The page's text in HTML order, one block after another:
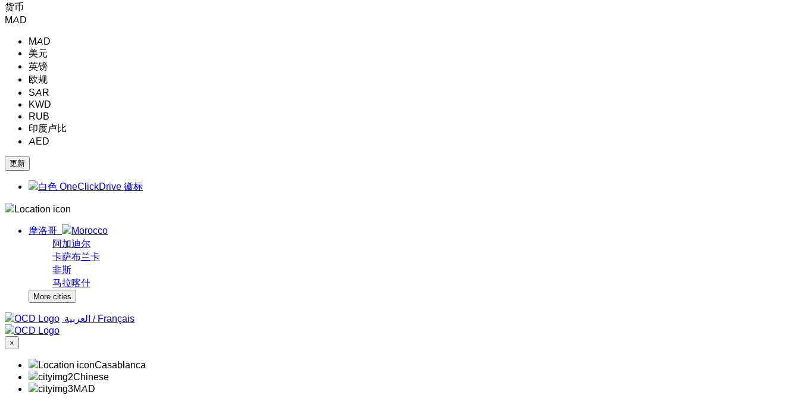
货币
MAD
MAD
美元
英镑
欧规
SAR
KWD
RUB
印度卢比
AED
摩洛哥
阿加迪尔
卡萨布兰卡
非斯
马拉喀什
More cities
‏العربية ‏ / Français
×
Casablanca
Chinese
MAD